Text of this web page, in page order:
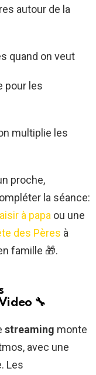
autour de la
quand on veut
pour les
multiplie les
proche,
la séance:
à papa ou une
des Pères à
famille 🎁.
🔧
streaming monte
avec une
Les